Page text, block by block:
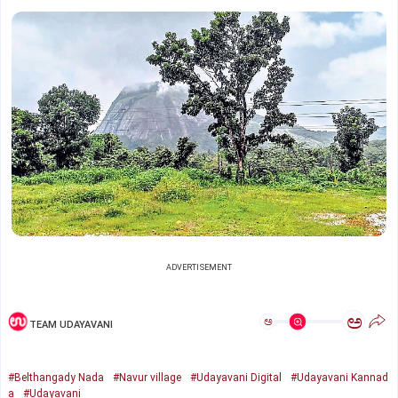
ADVERTISEMENT
TEAM UDAYAVANI ಅ ಅ
#Belthangady Nada #Navur village #Udayavani Digital
#Udayavani Kannad
a
#Udayavani